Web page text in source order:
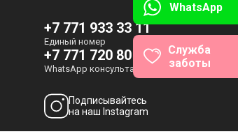
+7 771 933 33 11
Единый номер
+7 771 720 80 00
WhatsApp консультация
Подписывайтесь
на наш Instagram
WhatsApp
Служба
заботы